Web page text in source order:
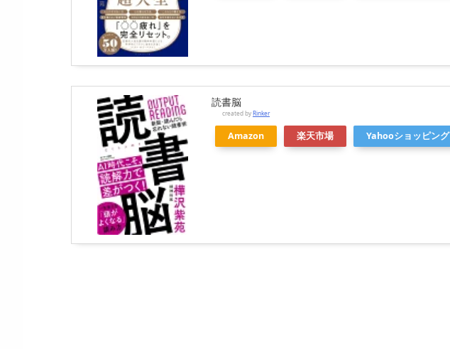
読書脳
created byRinker
Amazon 楽天市場 Yahooショッピング